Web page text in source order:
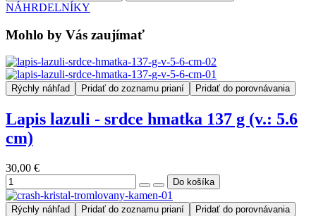
NÁHRDELNÍKY
Mohlo by Vás zaujímať
Rýchly náhľad Pridať do zoznamu prianí Pridať do porovnávania
Lapis lazuli - srdce hmatka 137 g (v.: 5.6
cm)
30,00 €
Rýchly náhľad Pridať do zoznamu prianí Pridať do porovnávania